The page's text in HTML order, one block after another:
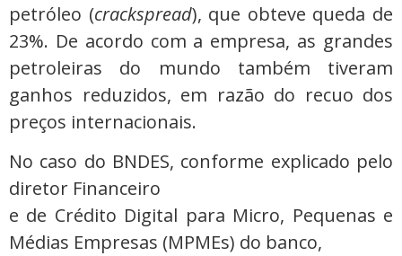
petróleo (crackspread), que obteve queda de
23%. De acordo com a empresa, as grandes
petroleiras do mundo também tiveram
ganhos reduzidos, em razão do recuo dos
preços internacionais.
No caso do BNDES, conforme explicado pelo
diretor Financeiro
e de Crédito Digital para Micro, Pequenas e
Médias Empresas (MPMEs) do banco,